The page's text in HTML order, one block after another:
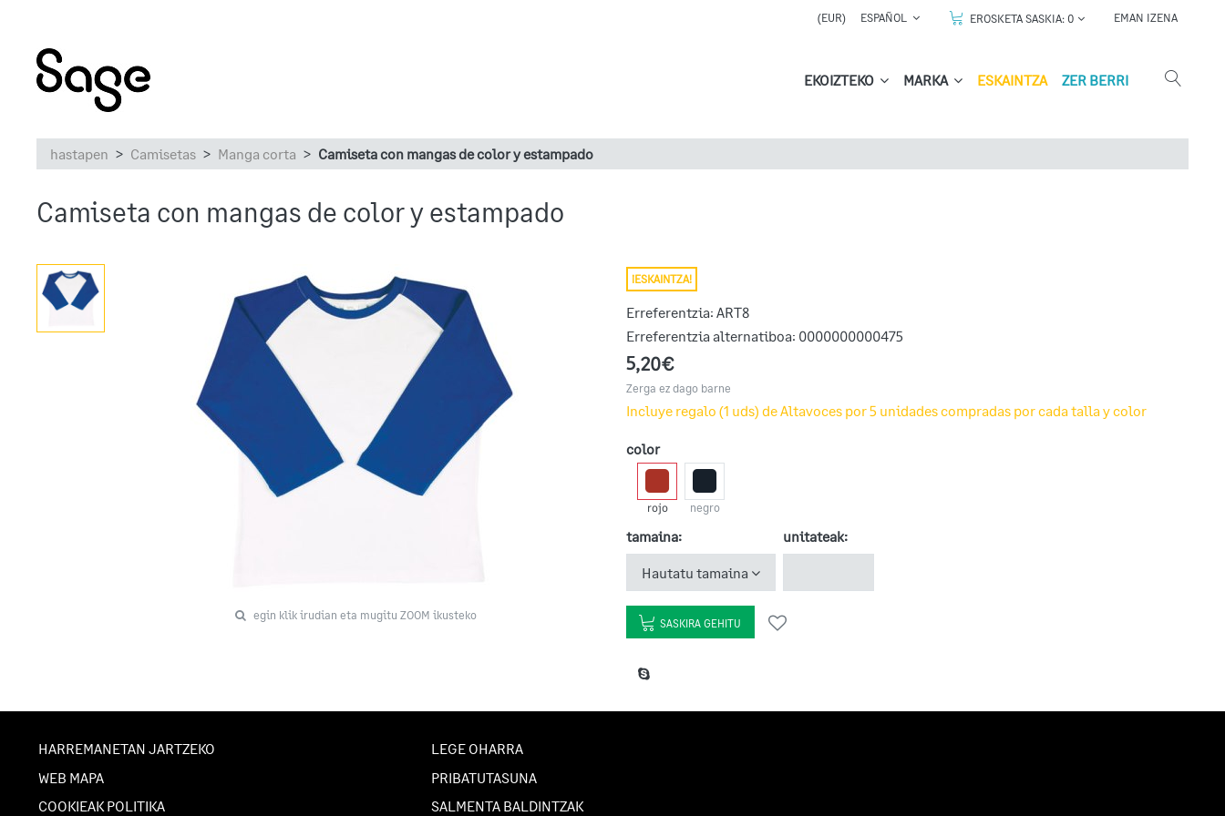
(EUR) ESPAÑOL EROSKETA SASKIA:0 EMAN IZENA
EKOIZTEKO MARKA ESKAINTZA ZER BERRI
hastapen Camisetas Manga corta Camiseta con mangas de color y estampado
Camiseta con mangas de color y estampado
egin klik irudian eta mugitu ZOOM ikusteko
¡ESKAINTZA!
Erreferentzia: ART8
Erreferentzia alternatiboa: 0000000000475
5,20€
Zerga ez dago barne
Incluye regalo (1 uds) de Altavoces por 5 unidades compradas por cada talla y color
color
rojo negro
tamaina:
Hautatu tamaina
unitateak:
SASKIRA GEHITU
HARREMANETAN JARTZEKO
WEB MAPA
COOKIEAK POLITIKA
LEGE OHARRA
PRIBATUTASUNA
SALMENTA BALDINTZAK